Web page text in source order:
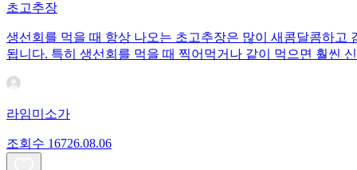
초고추장
생선회를 먹을 때 항상 나오는 초고추장은 많이 새콤달콤하
됩니다. 특히 생선회를 먹을 때 찍어먹거나 같이 먹으면 훨씬
라임미소가
조회수 16726.08.06